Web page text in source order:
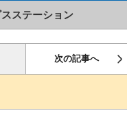
ステーション
次の記事へ